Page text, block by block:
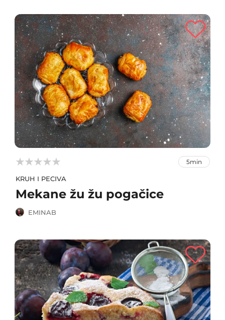


 5min
KRUH I PECIVA
Mekane žu žu pogačice
EMINAB